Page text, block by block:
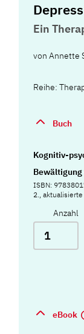
Ein
vonAnnette
Reihe:
Buch
Kognitiv-
ISBN:
2.,
Anzahl
eBook